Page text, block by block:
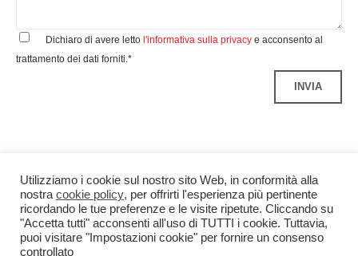
Dichiaro di avere letto l'informativa sulla privacye acconsento al
trattamento dei dati forniti.*
Utilizziamo i cookie sul nostro sito Web, in conformità alla
nostra cookie policy, per offrirti l'esperienza più pertinente
ricordando le tue preferenze e le visite ripetute. Cliccando su
"Accetta tutti" acconsenti all'uso di TUTTI i cookie. Tuttavia,
puoi visitare "Impostazioni cookie" per fornire un consenso
controllato